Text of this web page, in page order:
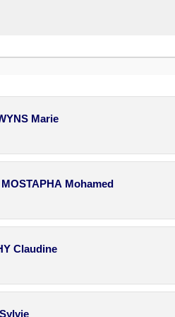
Marie
Mohamed
Claudine